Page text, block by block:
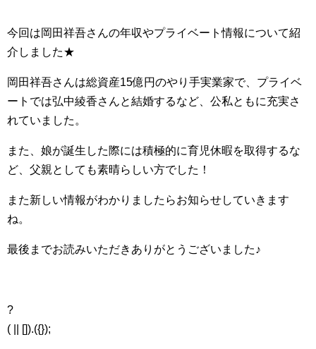
今回は岡田祥吾さんの年収やプライベート情報について紹
介しました★
岡田祥吾さんは総資産15億円のやり手実業家で、プライベ
ートでは弘中綾香さんと結婚するなど、公私ともに充実さ
れていました。
また、娘が誕生した際には積極的に育児休暇を取得するな
ど、父親としても素晴らしい方でした！
また新しい情報がわかりましたらお知らせしていきます
ね。
最後までお読みいただきありがとうございました♪
?
( || []).({});